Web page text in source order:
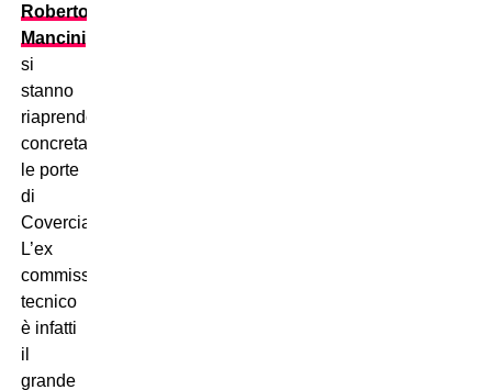
Roberto
Mancini
si
stanno
riaprendo
concretamente
le porte
di
Coverciano.
L’ex
commissario
tecnico
è infatti
il
grande